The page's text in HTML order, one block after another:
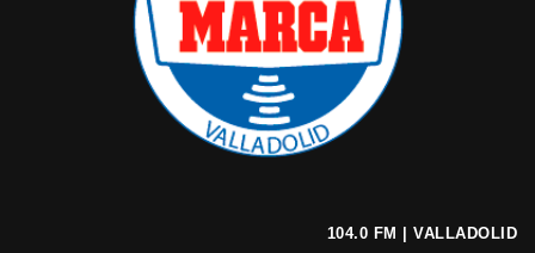
104.0 FM | VALLADOLID